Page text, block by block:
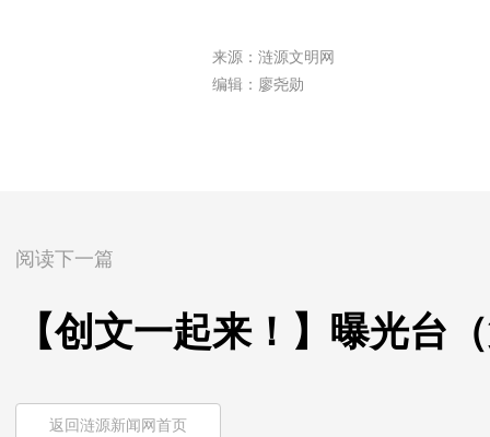
来源：涟源文明网
编辑：廖尧勋
阅读下一篇
【创文一起来！】曝光
返回涟源新闻网首页